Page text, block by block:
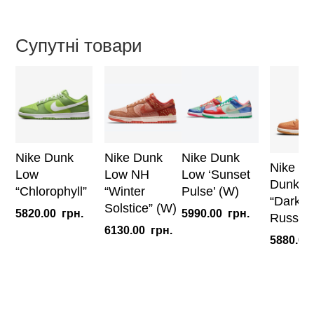
(W)
Супутні товари
Nike Dunk
Low
“Chlorophyll”
5820.00 грн.
Nike Dunk
Low NH
“Winter
Solstice” (W)
6130.00 грн.
Nike Dunk
Low ‘Sunset
Pulse’ (W)
5990.00 грн.
Nike
Dunk
“Dark
Russet”
5880.00